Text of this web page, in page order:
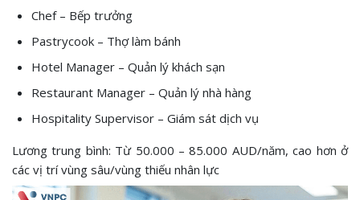
Chef – Bếp trưởng
Pastrycook – Thợ làm bánh
Hotel Manager – Quản lý khách sạn
Restaurant Manager – Quản lý nhà hàng
Hospitality Supervisor – Giám sát dịch vụ
Lương trung bình: Từ 50.000 – 85.000 AUD/năm, cao hơn ở
các vị trí vùng sâu/vùng thiếu nhân lực